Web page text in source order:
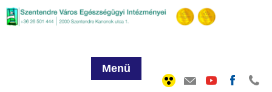
Menü